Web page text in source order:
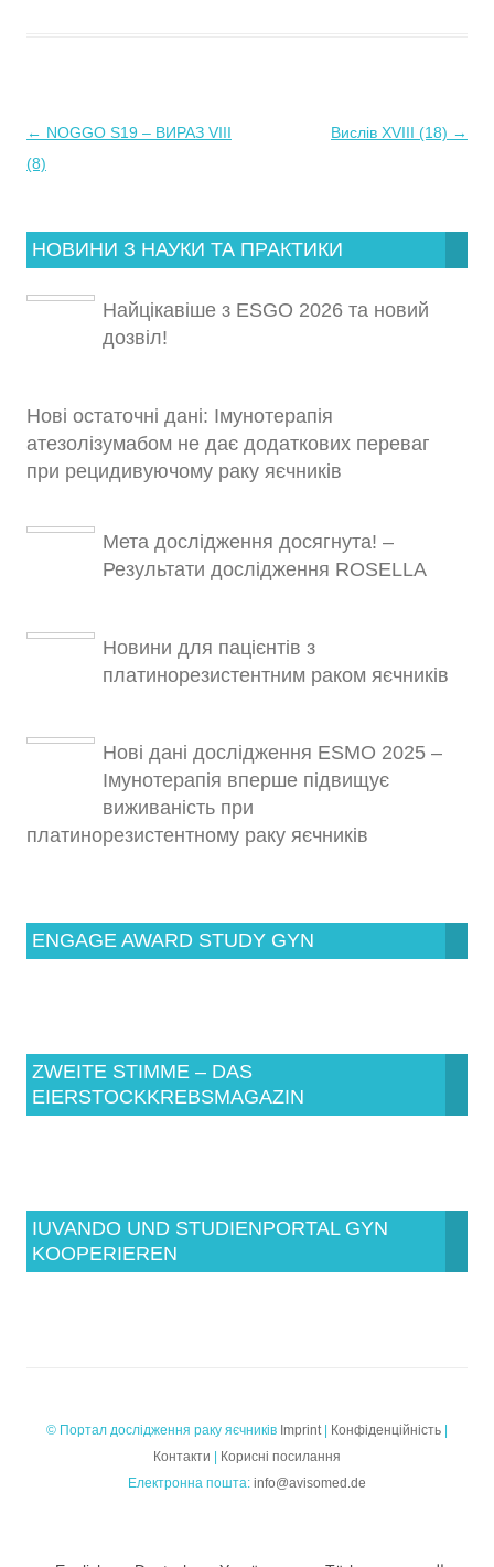
Навігація
по
← NOGGO S19 – ВИРАЗ VIII
(8)
Вислів XVIII (18) →
НОВИНИ З НАУКИ ТА ПРАКТИКИ
Найцікавіше з ESGO 2026 та новий
дозвіл!
Нові остаточні дані: Імунотерапія
атезолізумабом не дає додаткових переваг
при рецидивуючому раку яєчників
Мета дослідження досягнута! –
Результати дослідження ROSELLA
Новини для пацієнтів з
платинорезистентним раком яєчників
Нові дані дослідження ESMO 2025 –
Імунотерапія вперше підвищує
виживаність при
платинорезистентному раку яєчників
ENGAGE AWARD STUDY GYN
ZWEITE STIMME – DAS
EIERSTOCKKREBSMAGAZIN
IUVANDO UND STUDIENPORTAL GYN
KOOPERIEREN
© Портал дослідження раку яєчників Imprint| Конфіденційність
Контакти
Корисні посилання
Електронна пошта: info@avisomed.de